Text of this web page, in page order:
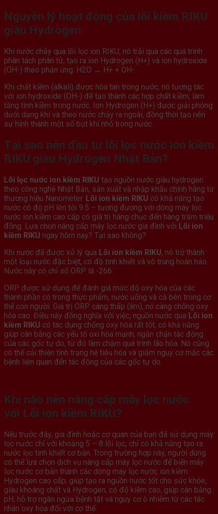
Nguyên lý hoạt động của lõi kiềm RIKU
giàu Hydrogen
Khi nước chảy qua lõi lọc ion RIKU, nó trải qua các quá trình
phân tách phân tử, tạo ra ion Hydrogen (H+) và ion hydroxide
(OH-) theo phản ứng: H2O → H+ + OH-.
Khi chất kiềm (alkali) được hòa tan trong nước, nó tương tác
với ion hydroxide (OH-) để tạo thành các hợp chất kiềm, làm
tăng tính kiềm trong nước. Ion Hydrogen (H+) được giải phóng
dưới dạng khí và theo nước chảy ra ngoài, đồng thời tạo nên
sự hình thành một số bọt khí nhỏ trong nước.
Tại sao nên đầu tư lõi lọc nước ion kiềm
RIKU giàu Hydrogen Nhật Bản?
Lõi lọc nước ion kiềm RIKU tạo nguồn nước giàu hydrogen
theo công nghệ Nhật Bản, sản xuất và nhập khẩu chính hãng từ
thương hiệu Nanometer. Lõi ion kiềm RIKU có khả năng tạo
nước có độ pH lên tới 9.5 – tương đương với dòng máy lọc
nước ion kiềm cao cấp có giá trị hàng chục đến hàng trăm triệu
đồng. Lựa chọn nâng cấp máy lọc nước gia đình với Lõi ion
kiềm RIKU ngay hôm nay? Tại sao không?
Khi nước đã được xử lý qua Lõi ion kiềm RIKU, nó trở thành
một loại nước đặc biệt, có độ tinh khiết và vô trùng hoàn hảo.
Nước này có chỉ số ORP là -266.
ORP được sử dụng để đánh giá mức độ oxy hóa của các
thành phần có trong thực phẩm, nước uống và cả bên trong cơ
thể con người. Giá trị ORP càng thấp (âm), nó càng chống oxy
hóa cao. Điều này đồng nghĩa với việc, nguồn nước qua Lõi ion
kiềm RIKU có tác dụng chống oxy hóa rất tốt, có khả năng
giúp cân bằng các yếu tố oxi hóa mạnh, ngăn chặn tác động
của các gốc tự do, từ đó làm chậm quá trình lão hóa. Nó cũng
có thể cải thiện tình trạng hệ tiêu hóa và giảm nguy cơ mắc các
bệnh liên quan đến tác động của các gốc tự do.
Khi nào nên nâng cấp máy lọc nước
với Lõi ion kiềm RIKU?
Nếu trước đây, gia đình hoặc cơ quan của bạn đã sử dụng máy
lọc nước chỉ với khoảng 5 – 8 lõi lọc, chỉ có khả năng tạo ra
nước lọc tinh khiết cơ bản. Trong trường hợp này, người dùng
có thể lựa chọn dịch vụ nâng cấp máy lọc nước để biến máy
lọc nước cơ bản thành các dòng máy lọc nước ion kiềm
Hydrogen cao cấp, giúp tạo ra nguồn nước tốt cho sức khỏe,
giàu khoáng chất và Hydrogen, có độ kiềm cao, giúp cân bằng
pH, hỗ trợ ngăn ngừa bệnh tật và nguy cơ ô nhiễm từ các tác
nhân oxy hóa đối với cơ thể.